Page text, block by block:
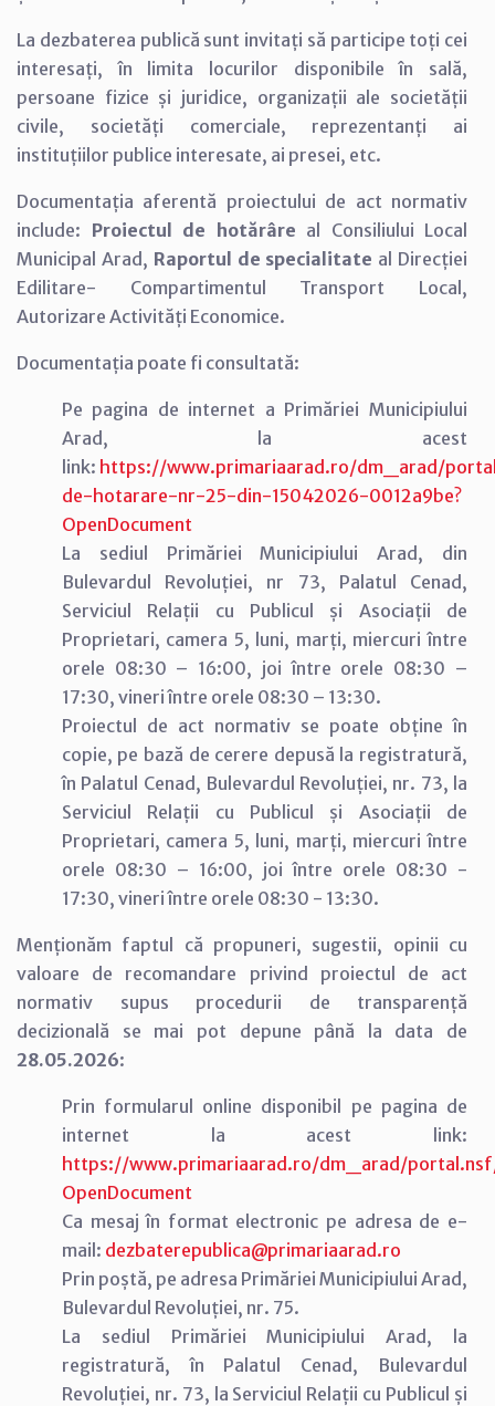
La dezbaterea publică sunt invitați să participe toți cei
interesați, în limita locurilor disponibile în sală,
persoane fizice și juridice, organizații ale societății
civile, societăți comerciale, reprezentanți ai
instituțiilor publice interesate, ai presei, etc.
Documentația aferentă proiectului de act normativ
include: Proiectul de hotărâre al Consiliului Local
Municipal Arad, Raportul de specialitate al Direcției
Edilitare- Compartimentul Transport Local,
Autorizare Activități Economice.
Documentația poate fi consultată:
Pe pagina de internet a Primăriei Municipiului
Arad, la acest
link: https://www.primariaarad.ro/dm_arad/
de-hotarare-nr-25-din-15042026-0012a9be?
OpenDocument
La sediul Primăriei Municipiului Arad, din
Bulevardul Revoluției, nr 73, Palatul Cenad,
Serviciul Relații cu Publicul și Asociații de
Proprietari, camera 5, luni, marți, miercuri între
orele 08:30 – 16:00, joi între orele 08:30 –
17:30, vineri între orele 08:30 – 13:30.
Proiectul de act normativ se poate obține în
copie, pe bază de cerere depusă la registratură,
în Palatul Cenad, Bulevardul Revoluției, nr. 73, la
Serviciul Relații cu Publicul și Asociații de
Proprietari, camera 5, luni, marți, miercuri între
orele 08:30 – 16:00, joi între orele 08:30 -
17:30, vineri între orele 08:30 - 13:30.
Menționăm faptul că propuneri, sugestii, opinii cu
valoare de recomandare privind proiectul de act
normativ supus procedurii de transparență
decizională se mai pot depune până la data de
28.05.2026:
Prin formularul online disponibil pe pagina de
internet la acest link:
https://www.primariaarad.ro/dm_arad/portal.nsf/
OpenDocument
Ca mesaj în format electronic pe adresa de e-
mail: dezbaterepublica@primariaarad.ro
Prin poștă, pe adresa Primăriei Municipiului Arad,
Bulevardul Revoluției, nr. 75.
La sediul Primăriei Municipiului Arad, la
registratură, în Palatul Cenad, Bulevardul
Revoluției, nr. 73, la Serviciul Relații cu Publicul și